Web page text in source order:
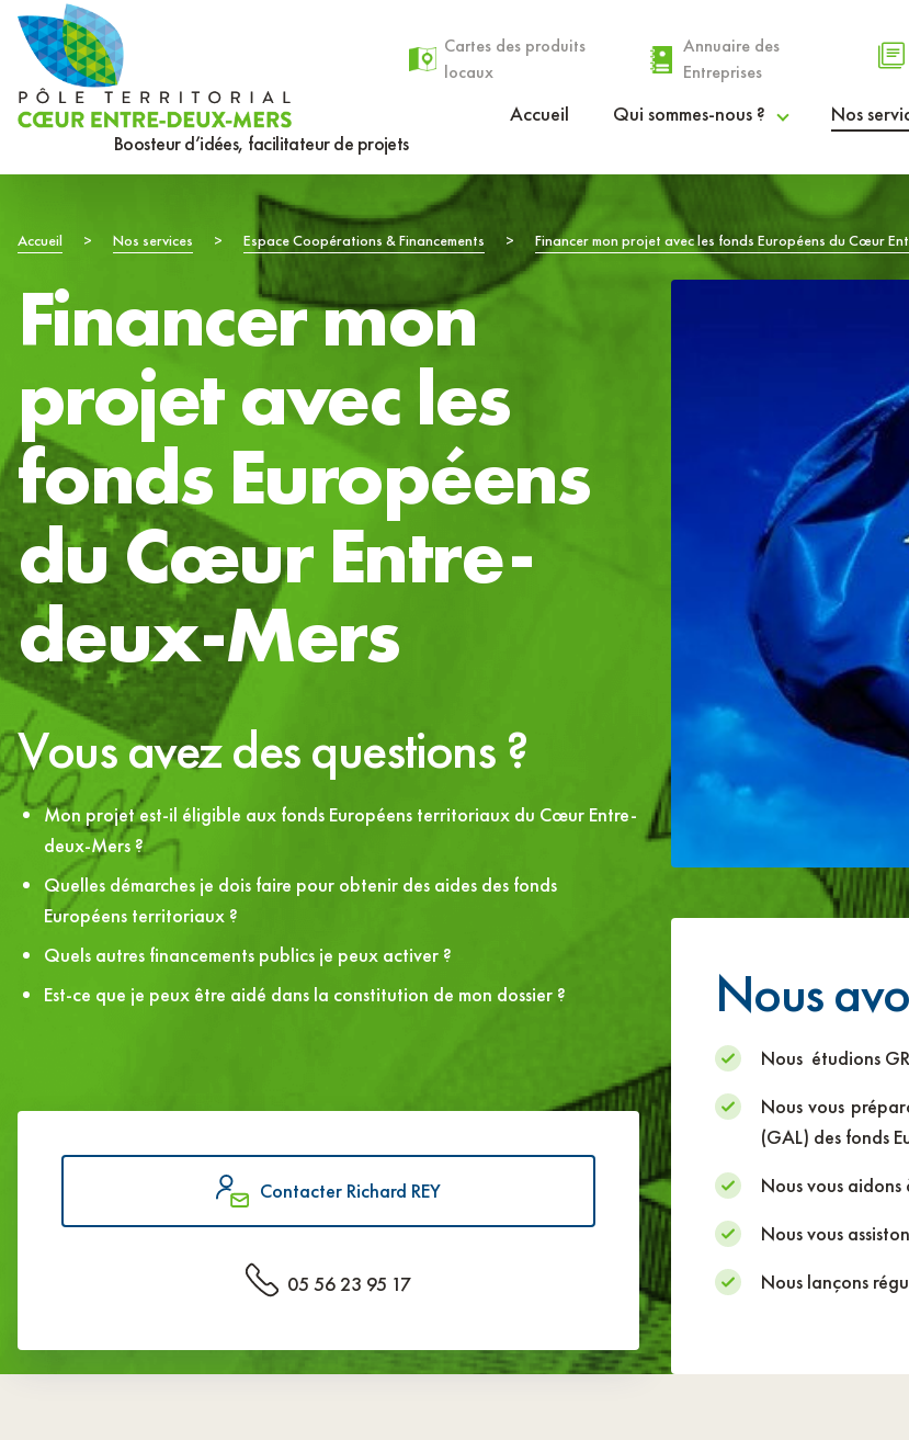
Aller
contenu
principal
Boosteur d’idées, facilitateur de projets
Cartes des produits
locaux
Annuaire des
Entreprises
Accueil Qui sommes-nous ?
Le PETR
La gouvernance
Procès-verbaux et délibérations
Nos
Espace Agri’Alim
Espace Coopérations &
Espace Stratégies Territoriales
Espace Transition Ecologique
Notre ingéniérie mutualisée
Fil
d'Ariane
Accueil > Nos services > Espace Coopérations & Financements > Financer mon projet avec les fonds Européens du Cœur
Financer mon
projet avec les
fonds Européens
du Cœur Entre-
deux-Mers
Vous avez des questions ?
Mon projet est-il éligible aux fonds Européens territoriaux du Cœur Entre-
deux-Mers ?
Quelles démarches je dois faire pour obtenir des aides des fonds
Européens territoriaux ?
Quels autres financements publics je peux activer ?
Est-ce que je peux être aidé dans la constitution de mon dossier ?
Contacter Richard REY
05 56 23 95 17
Nous
Nous étudions
Nous vous
(GAL) des fonds
Nous vous
Nous vous
Nous lançons
Panneau de gestion des cookies